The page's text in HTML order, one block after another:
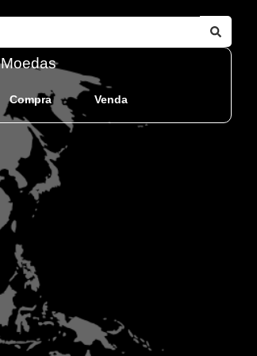
Moedas
Compra Venda